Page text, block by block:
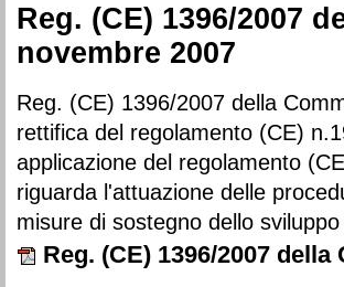
Reg. (CE) 1396/2007
novembre 2007
Reg. (CE) 1396/2007 della
rettifica del regolamento (CE)
applicazione del regolamento
riguarda l'attuazione delle
misure di sostegno dello
Reg. (CE) 1396/2007